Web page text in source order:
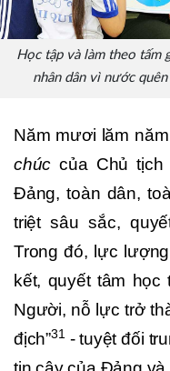
Học tập và làm theo tấm
nhân dân vì nước
Năm mươi lăm
chúc của Chủ
Đảng, toàn dân,
triệt sâu sắc,
Trong đó, lực
kết, quyết tâm
Người, nỗ lực trở
địch”31- tuyệt đối